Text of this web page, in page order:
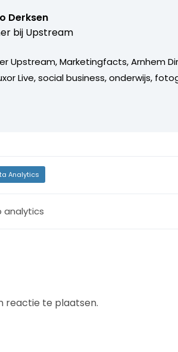
Derksen
bij Upstream
Upstream, Marketingfacts, Arnhem
Live, social business, onderwijs,
Analytics
analytics
reactie te plaatsen.